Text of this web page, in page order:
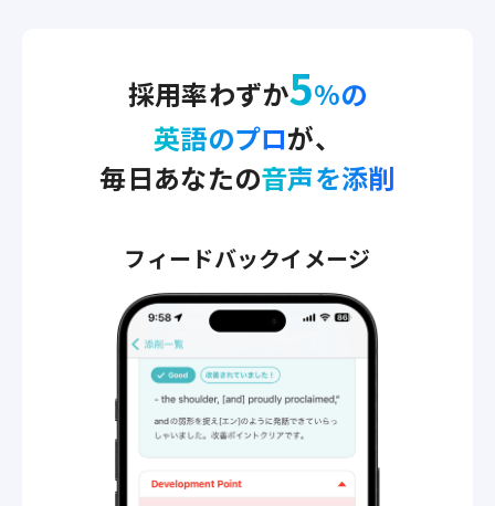
採用率わずか5%の
英語のプロが、
毎日あなたの音声を添削
フィードバックイメージ